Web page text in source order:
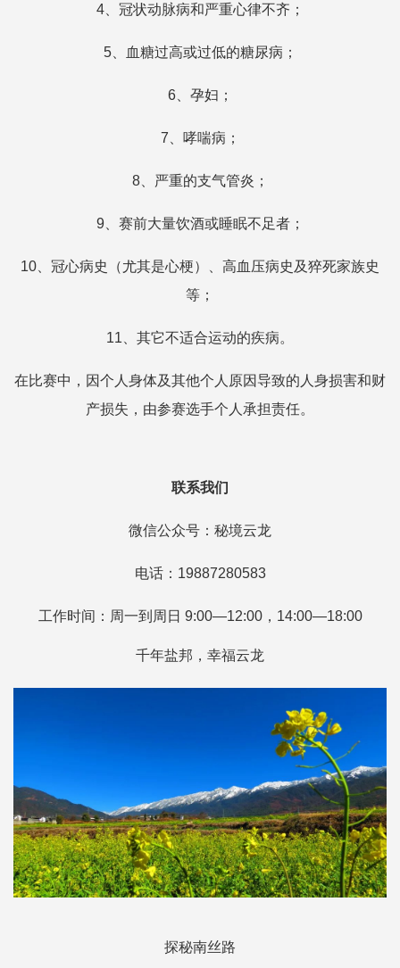
4、冠状动脉病和严重心律不齐；
5、血糖过高或过低的糖尿病；
6、孕妇；
7、哮喘病；
8、严重的支气管炎；
9、赛前大量饮酒或睡眠不足者；
10、冠心病史（尤其是心梗）、高血压病史及猝死家族史
等；
11、其它不适合运动的疾病。
在比赛中，因个人身体及其他个人原因导致的人身损害和财
产损失，由参赛选手个人承担责任。
联系我们
微信公众号：秘境云龙
电话：19887280583
工作时间：周一到周日 9:00—12:00，14:00—18:00
千年盐邦，幸福云龙
探秘南丝路